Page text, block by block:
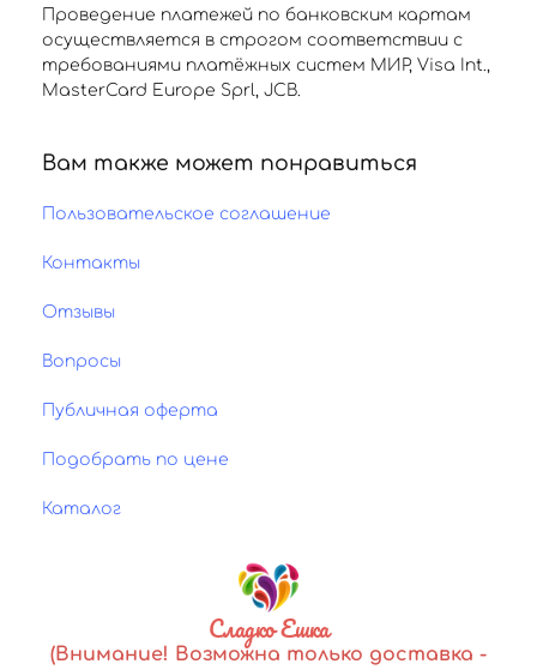
Проведение платежей по банковским картам
осуществляется в строгом соответствии с
требованиями платёжных систем МИР, Visa Int.,
MasterCard Europe Sprl, JCB.
Вам также может понравиться
Пользовательское соглашение
Контакты
Отзывы
Вопросы
Публичная оферта
Подобрать по цене
Каталог
Сладко Ешка
(Внимание! Возможна только доставка -